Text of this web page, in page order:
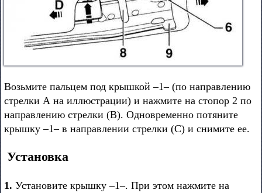
Возьмите пальцем под крышкой –1– (по направлению
стрелки А на иллюстрации) и нажмите на стопор 2 по
направлению стрелки (В). Одновременно потяните
крышку –1– в направлении стрелки (С) и снимите ее.
Установка
1. Установите крышку –1–. При этом нажмите на